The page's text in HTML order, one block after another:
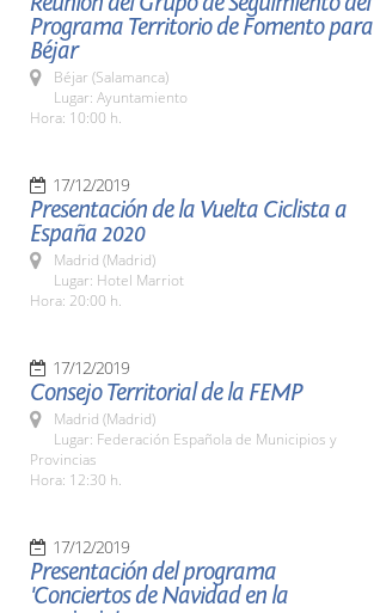
Programa Territorio de Fomento para
Béjar
Béjar (Salamanca)
Lugar: Ayuntamiento
Hora: 10:00 h.
17/12/2019
Presentación de la Vuelta Ciclista a
España 2020
Madrid (Madrid)
Lugar: Hotel Marriot
Hora: 20:00 h.
17/12/2019
Consejo Territorial de la FEMP
Madrid (Madrid)
Lugar: Federación Española de Municipios y
Provincias
Hora: 12:30 h.
17/12/2019
Presentación del programa
'Conciertos de Navidad en la